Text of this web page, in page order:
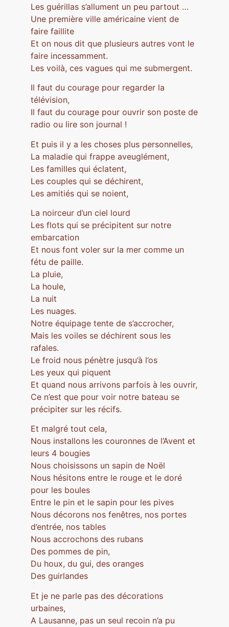
Les guérillas s’allument un peu partout …
Une première ville américaine vient de
faire faillite
Et on nous dit que plusieurs autres vont le
faire incessamment.
Les voilà, ces vagues qui me submergent.
Il faut du courage pour regarder la
télévision,
Il faut du courage pour ouvrir son poste de
radio ou lire son journal !
Et puis il y a les choses plus personnelles,
La maladie qui frappe aveuglément,
Les familles qui éclatent,
Les couples qui se déchirent,
Les amitiés qui se noient,
La noirceur d’un ciel lourd
Les flots qui se précipitent sur notre
embarcation
Et nous font voler sur la mer comme un
fétu de paille.
La pluie,
La houle,
La nuit
Les nuages.
Notre équipage tente de s’accrocher,
Mais les voiles se déchirent sous les
rafales.
Le froid nous pénètre jusqu’à l’os
Les yeux qui piquent
Et quand nous arrivons parfois à les ouvrir,
Ce n’est que pour voir notre bateau se
précipiter sur les récifs.
Et malgré tout cela,
Nous installons les couronnes de l’Avent et
leurs 4 bougies
Nous choisissons un sapin de Noël
Nous hésitons entre le rouge et le doré
pour les boules
Entre le pin et le sapin pour les pives
Nous décorons nos fenêtres, nos portes
d’entrée, nos tables
Nous accrochons des rubans
Des pommes de pin,
Du houx, du gui, des oranges
Des guirlandes
Et je ne parle pas des décorations
urbaines,
A Lausanne, pas un seul recoin n’a pu